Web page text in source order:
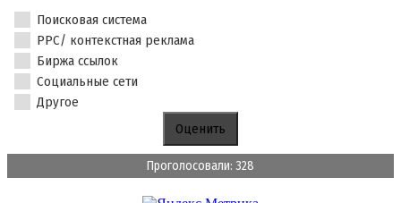
Поисковая система
PPC/ контекстная реклама
Биржа ссылок
Социальные сети
Другое
Проголосовали: 328